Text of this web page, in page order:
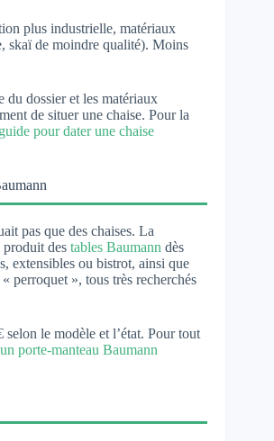
plus industrielle, matériaux
skaï de moindre qualité). Moins
du dossier et les matériaux
de situer une chaise. Pour la
guide pour dater une chaise
pas que des chaises. La
produit des tables Baumann dès
extensibles ou bistrot, ainsi que
perroquet », tous très recherchés
selon le modèle et l’état. Pour tout
porte-manteau Baumann